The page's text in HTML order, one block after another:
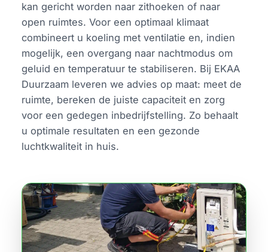
kan gericht worden naar zithoeken of naar
open ruimtes. Voor een optimaal klimaat
combineert u koeling met ventilatie en, indien
mogelijk, een overgang naar nachtmodus om
geluid en temperatuur te stabiliseren. Bij EKAA
Duurzaam leveren we advies op maat: meet de
ruimte, bereken de juiste capaciteit en zorg
voor een gedegen inbedrijfstelling. Zo behaalt
u optimale resultaten en een gezonde
luchtkwaliteit in huis.